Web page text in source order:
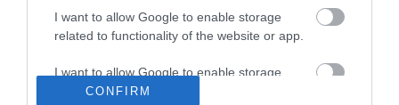
I want to allow Google to enable storage
related to functionality of the website or app.
I want to allow Google to enable storage
related to personalization.
CONFIRM
top cikkek:
Nem is olyan egészséges a népszerű banán?